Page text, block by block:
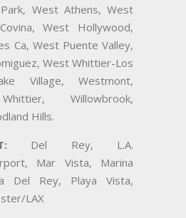
West Athens, West
West Hollywood,
Ca, West Puente Valley,
West Whittier-Los
Village, Westmont,
Willowbrook,
Hills.
Del Rey, L.A.
Mar Vista, Marina
Del Rey, Playa Vista,
LAX